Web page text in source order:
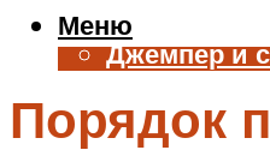
Жилет
Джемпер и
Аксессуары
Меню
Порядок